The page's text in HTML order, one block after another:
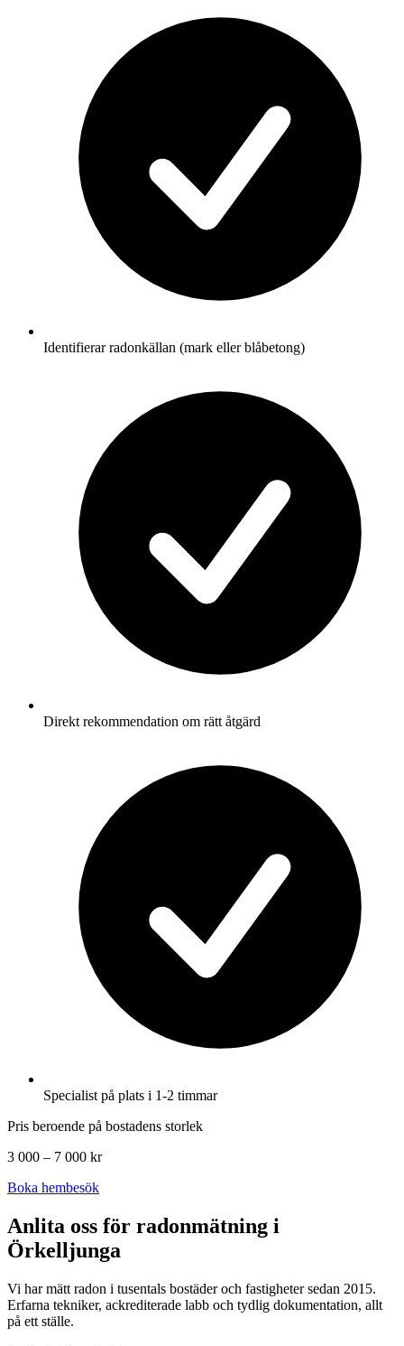
Identifierar radonkällan (mark eller blåbetong)
Direkt rekommendation om rätt åtgärd
Specialist på plats i 1-2 timmar
Pris beroende på bostadens storlek
3 000 – 7 000 kr
Boka hembesök
Anlita oss för radonmätning i
Örkelljunga
Vi har mätt radon i tusentals bostäder och fastigheter sedan 2015.
Erfarna tekniker, ackrediterade labb och tydlig dokumentation, allt
på ett ställe.